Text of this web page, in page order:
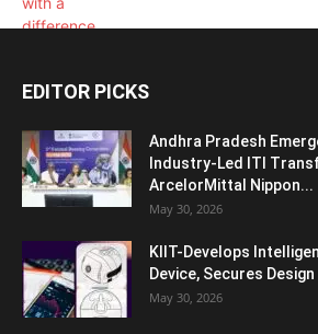
EDITOR PICKS
Andhra Pradesh
Industry-Led ITI
ArcelorMittal Nippon...
May 30, 2026
KIIT-Develops
Device, Secures
May 30, 2026